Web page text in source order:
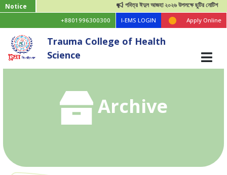
Notice পবিত্র ঈদুল আজহা ২০২৬ উপলক্ষে ছুটির নোটিশ
+8801996300300 I-EMS LOGIN Apply Online
Trauma College of Health
Science
Archive